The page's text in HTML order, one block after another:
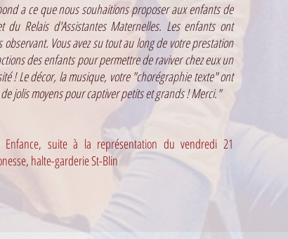
a ce que nous souhaitions proposer aux enfants de
du Relais d'Assistantes Maternelles. Les enfants ont
Vous avez su tout au long de votre prestation
des enfants pour permettre de raviver chez eux un
! Le décor, la musique, votre "chorégraphie texte" ont
jolis moyens pour captiver petits et grands ! Merci."
Enfance, suite à la représentation du vendredi 21
halte-garderie St-Blin